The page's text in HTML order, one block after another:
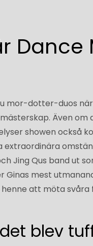
Dance
mor-dotter-duos
Även om
showen också
extraordinära
Jing Qus band ut
Ginas mest
att möta svåra
blev